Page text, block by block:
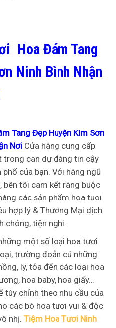
Hoa Đám Tang
Ninh Bình Nhận
Tang Đẹp Huyện Kim Sơn
Nơi Cửa hàng cung cấp
trong can dự đáng tin cậy
của bạn. Với hàng ngũ
bên tôi cam kết ràng buộc
các sản phẩm hoa tuoi
hợp lý & Thương Mại dịch
chóng, tiện nghi.
một số loại hoa tươi
trường đoản cú những
ly, tỏa đến các loại hoa
hoa baby, hoa giấy…
tùy chỉnh theo nhu cầu của
các bó hoa tươi vui & độc
nhị. Tiệm Hoa Tươi Ninh